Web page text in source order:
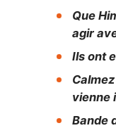
Que
agir
Ils ont
vienne
Bande